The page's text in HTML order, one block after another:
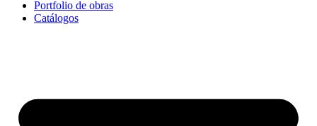
Portfolio de obras
Catálogos